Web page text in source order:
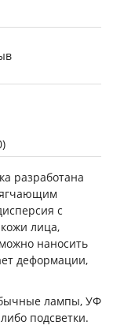
разработана
с
лица,
наносить
деформации,
лампы, УФ
подсветки.